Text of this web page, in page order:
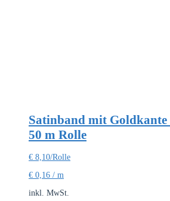
Satinband mit Goldkante
50 m Rolle
€ 8,10/Rolle
€ 0,16 / m
inkl. MwSt.